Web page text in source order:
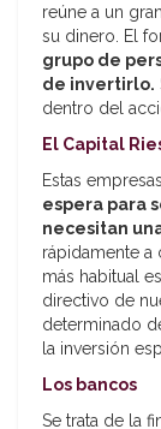
reúne a un
su dinero. El
grupo de
de invertirlo.
dentro del
El Capital
Estas
espera para
necesitan
rápidamente a
más habitual
directivo de
determinado
la inversión
Los bancos
Se trata de la